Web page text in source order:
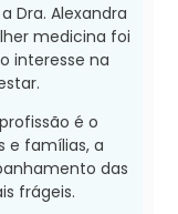
Dra. Alexandra
medicina foi
interesse na
é o
e famílias, a
das
frágeis.